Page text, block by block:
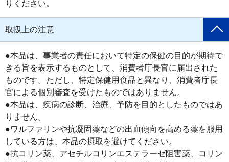
りください。
取扱上の注意
●本品は、事業者の責任において特定の保健の目的が期待で
きる旨を表示するものとして、消費者庁長官に届出された
ものです。ただし、特定保健用食品と異なり、消費者庁長
官による個別審査を受けたものではありません。
●本品は、疾病の診断、治療、予防を目的としたものではあ
りません。
●ワルファリンや抗凝固薬などの出血傾向を高める薬を服用
している方は、本品の摂取を避けてください。
●抗コリン薬、アセチルコリンエステラーゼ阻害薬、コリン